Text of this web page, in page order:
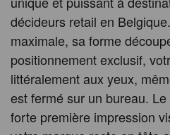
décideurs retail en
maximale, sa forme
positionnement exclusif,
littéralement aux yeux,
est fermé sur un bureau.
forte première impression